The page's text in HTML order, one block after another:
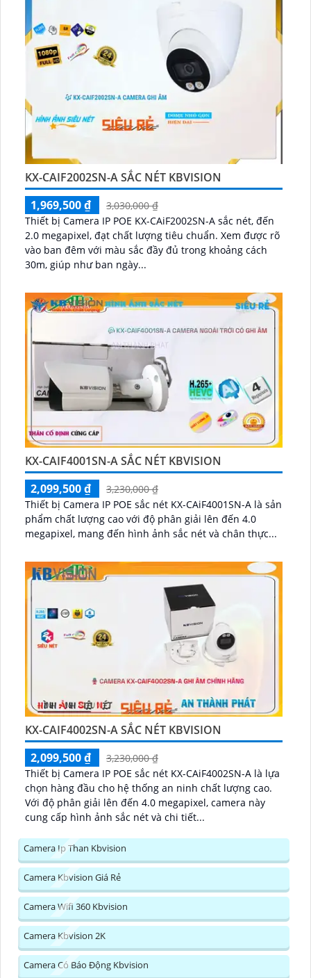
KX-CAIF2002SN-A SẮC NÉT KBVISION
1,969,500 ₫
3,030,000 ₫
Thiết bị Camera IP POE KX-CAiF2002SN-A sắc nét, đến
2.0 megapixel, đạt chất lượng tiêu chuẩn. Xem được rõ
vào ban đêm với màu sắc đầy đủ trong khoảng cách
30m, giúp như ban ngày...
KX-CAIF4001SN-A SẮC NÉT KBVISION
2,099,500 ₫
3,230,000 ₫
Thiết bị Camera IP POE sắc nét KX-CAiF4001SN-A là sản
phẩm chất lượng cao với độ phân giải lên đến 4.0
megapixel, mang đến hình ảnh sắc nét và chân thực...
KX-CAIF4002SN-A SẮC NÉT KBVISION
2,099,500 ₫
3,230,000 ₫
Thiết bị Camera IP POE sắc nét KX-CAiF4002SN-A là lựa
chọn hàng đầu cho hệ thống an ninh chất lượng cao.
Với độ phân giải lên đến 4.0 megapixel, camera này
cung cấp hình ảnh sắc nét và chi tiết...
Camera Ip Than Kbvision
Camera Kbvision Giá Rẻ
Camera Wifi 360 Kbvision
Camera Kbvision 2K
Camera Có Báo Động Kbvision